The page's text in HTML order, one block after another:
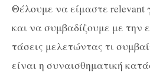
Θέλουμε να είμαστε relevant
και να συμβαδίζουμε με την
τάσεις μελετώντας τι
είναι η συναισθηματική